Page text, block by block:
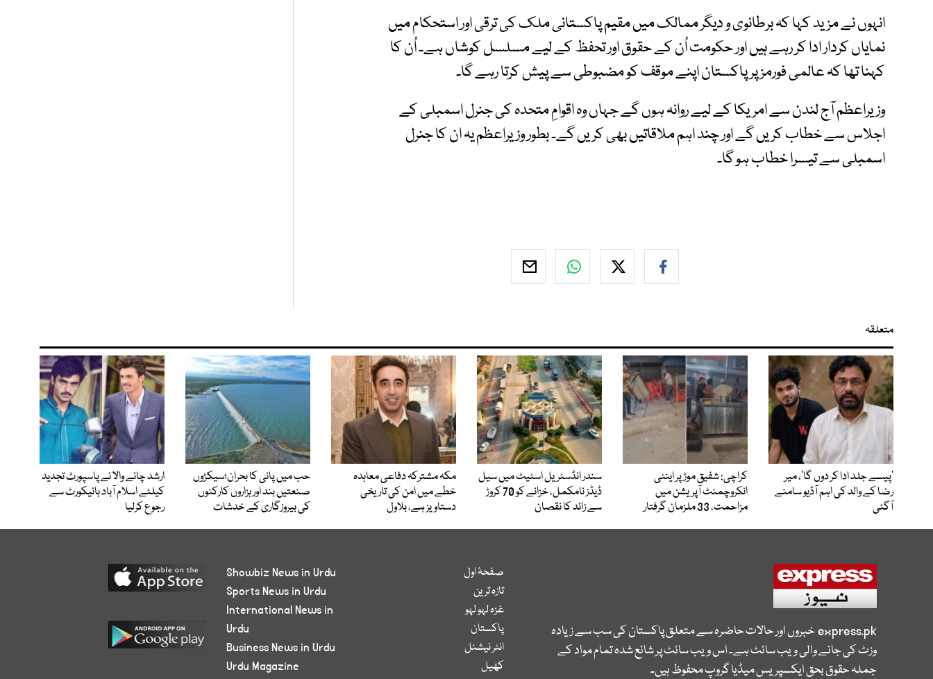
انہوں نے مزید کہا کہ برطانوی و دیگر ممالک میں مقیم پاکستانی ملک کی ترقی اور استحکام میں
نمایاں کردار ادا کر رہے ہیں اور حکومت اُن کے حقوق اور تحفظ کے لیے مسلسل کوشاں ہے۔ اُن کا
کہنا تھا کہ عالمی فورمز پر پاکستان اپنے موقف کو مضبوطی سے پیش کرتا رہے گا۔
وزیراعظم آج لندن سے امریکا کے لیے روانہ ہوں گے جہاں وہ اقوامِ متحدہ کی جنرل اسمبلی کے
اجلاس سے خطاب کریں گے اور چند اہم ملاقاتیں بھی کریں گے۔ بطور وزیراعظم یہ ان کا جنرل
اسمبلی سے تیسرا خطاب ہو گا۔
متعلقہ
’پیسے جلد ادا کر دوں گا‘، میر
رضا کے والد کی اہم آڈیو سامنے
آگئی
کراچی: شفیق موڑ پر اینٹی
انکروچمنٹ آپریشن میں
مزاحمت، 33 ملزمان گرفتار
سندر انڈسٹریل اسٹیٹ میں سیل
ڈیڈز نامکمل، خزانے کو 70 کروڑ
سے زائد کا نقصان
مکہ مشترکہ دفاعی معاہدہ
خطے میں امن کی تاریخی
دستاویز ہے، بلاول
حب میں پانی کا بحران؛سیکڑوں
صنعتیں بند اور ہزاروں کارکنوں
کی بیروزگاری کے خدشات
ارشد چائے والا نے پاسپورٹ تجدید
کیلئے اسلام آباد ہائیکورٹ سے
رجوع کرلیا
express.pkخبروں اور حالات حاضرہ سے متعلق پاکستان کی سب سے زیادہ
وزٹ کی جانے والی ویب سائٹ ہے۔ اس ویب سائٹ پر شائع شدہ تمام مواد کے
جملہ حقوق بحق ایکسپریس میڈیا گروپ محفوظ ہیں۔
صفحۂ اول
تازہ ترین
غزہ لہو لہو
پاکستان
انٹر نیشنل
کھیل
Showbiz News in Urdu
Sports News in Urdu
International News in
Urdu
Business News in Urdu
Urdu Magazine